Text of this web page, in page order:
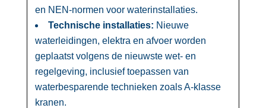
en NEN-normen voor waterinstallaties.​
Technische installaties: Nieuwe
waterleidingen, elektra en afvoer worden
geplaatst volgens de nieuwste wet- en
regelgeving, inclusief toepassen van
waterbesparende technieken zoals A-klasse
kranen.​